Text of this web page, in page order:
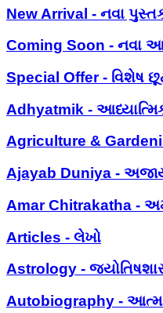
New Arrival - નવા
Coming Soon - નવા
Special Offer - વિશેષ
Adhyatmik -
Agriculture &
Ajayab Duniya -
Amar Chitrakatha -
Articles - લેખો
Astrology -
Autobiography -